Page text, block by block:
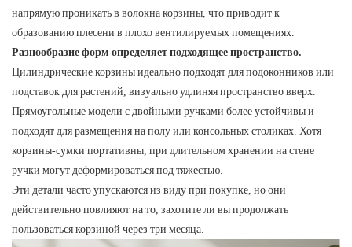
напрямую проникать в волокна корзины, что приводит к
образованию плесени в плохо вентилируемых помещениях.
Разнообразие форм определяет подходящее пространство.
Цилиндрические корзины идеально подходят для подоконников или
подставок для растений, визуально удлиняя пространство вверх.
Прямоугольные модели с двойными ручками более устойчивы и
подходят для размещения на полу или консольных столиках. Хотя
корзины-сумки портативны, при длительном хранении на стене
ручки могут деформироваться под тяжестью.
Эти детали часто упускаются из виду при покупке, но они
действительно повлияют на то, захотите ли вы продолжать
пользоваться корзиной через три месяца.